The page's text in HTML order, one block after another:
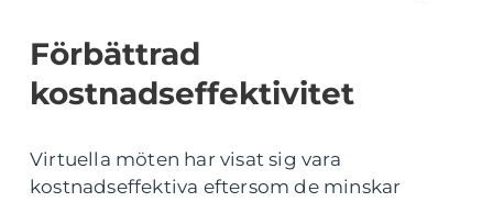
Förbättrad
kostnadseffektivitet
Virtuella möten har visat sig vara
kostnadseffektiva eftersom de minskar